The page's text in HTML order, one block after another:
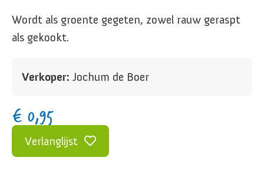
Wordt als groente gegeten, zowel rauw geraspt
als gekookt.
Verkoper: Jochum de Boer
€ 0,95
Verlanglijst